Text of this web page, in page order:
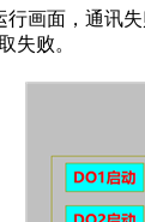
行画面，通讯
失败。